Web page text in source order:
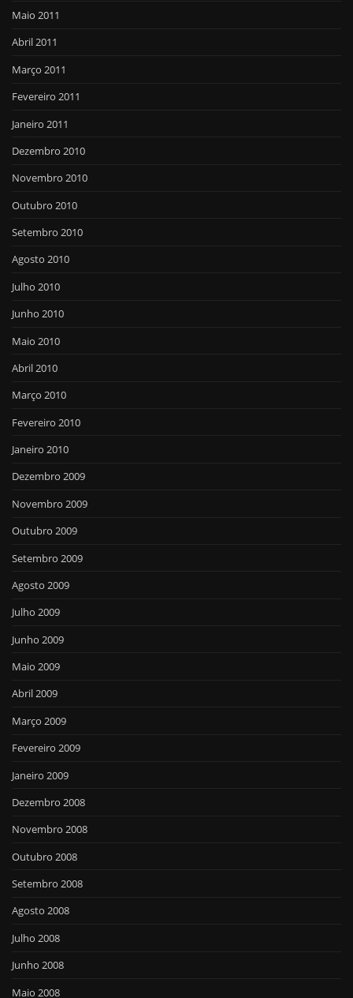
Maio 2011
Abril 2011
Março 2011
Fevereiro 2011
Janeiro 2011
Dezembro 2010
Novembro 2010
Outubro 2010
Setembro 2010
Agosto 2010
Julho 2010
Junho 2010
Maio 2010
Abril 2010
Março 2010
Fevereiro 2010
Janeiro 2010
Dezembro 2009
Novembro 2009
Outubro 2009
Setembro 2009
Agosto 2009
Julho 2009
Junho 2009
Maio 2009
Abril 2009
Março 2009
Fevereiro 2009
Janeiro 2009
Dezembro 2008
Novembro 2008
Outubro 2008
Setembro 2008
Agosto 2008
Julho 2008
Junho 2008
Maio 2008